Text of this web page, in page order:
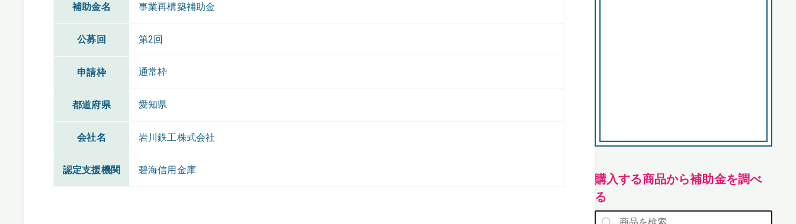
補助金名 事業再構築補助金
公募回 第2回
申請枠 通常枠
都道府県 愛知県
会社名 岩川鉄工株式会社
認定支援機関 碧海信用金庫
購入する商品から補助金を調べ
る